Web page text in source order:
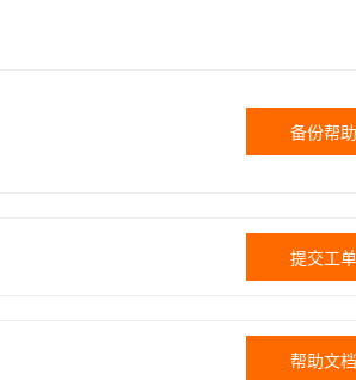
备份帮助
提交工单
帮助文档